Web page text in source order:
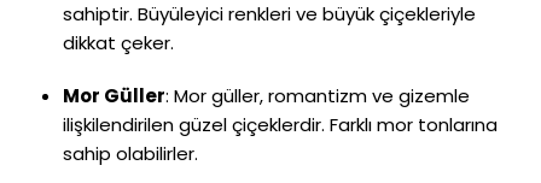
sahiptir. Büyüleyici renkleri ve büyük çiçekleriyle
dikkat çeker.
Mor Güller: Mor güller, romantizm ve gizemle
ilişkilendirilen güzel çiçeklerdir. Farklı mor tonlarına
sahip olabilirler.